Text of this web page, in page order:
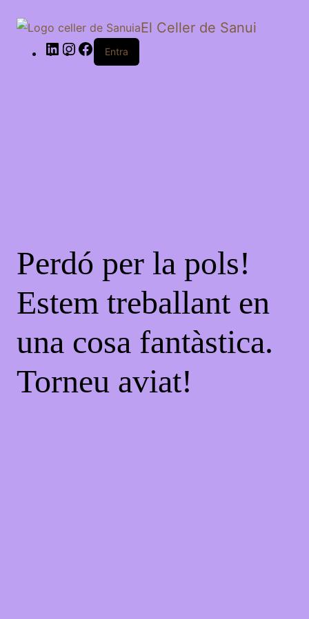
El Celler de Sanui
Entra
Perdó per la pols!
Estem treballant en
una cosa fantàstica.
Torneu aviat!